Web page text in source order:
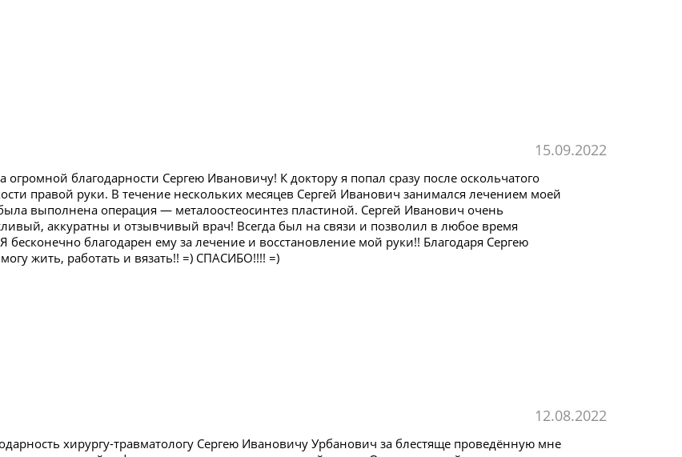
15.09.2022
огромной благодарности Сергею Ивановичу! К доктору я попал сразу после оскольчатого
правой руки. В течение нескольких месяцев Сергей Иванович занимался лечением моей
выполнена операция — металоостеосинтез пластиной. Сергей Иванович очень
аккуратны и отзывчивый врач! Всегда был на связи и позволил в любое время
бесконечно благодарен ему за лечение и восстановление мой руки!! Благодаря Сергею
жить, работать и вязать!! =) СПАСИБО!!!! =)
12.08.2022
хирургу-травматологу Сергею Ивановичу Урбанович за блестяще проведённую мне